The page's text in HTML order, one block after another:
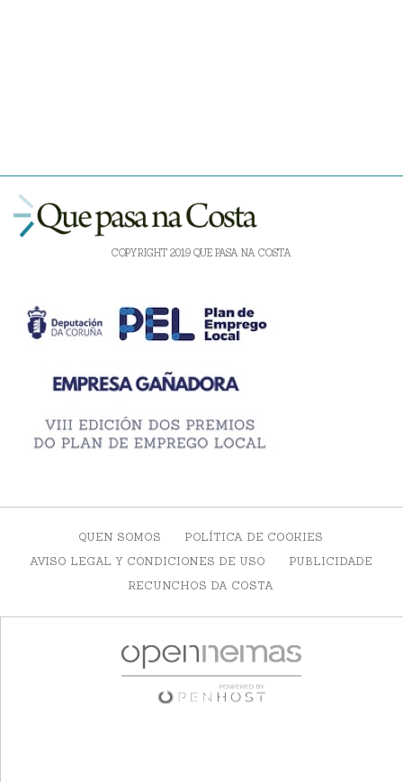
COPYRIGHT 2019 QUE PASA NA COSTA
QUEN SOMOS
POLÍTICA DE COOKIES
AVISO LEGAL Y CONDICIONES DE USO
PUBLICIDADE
RECUNCHOS DA COSTA